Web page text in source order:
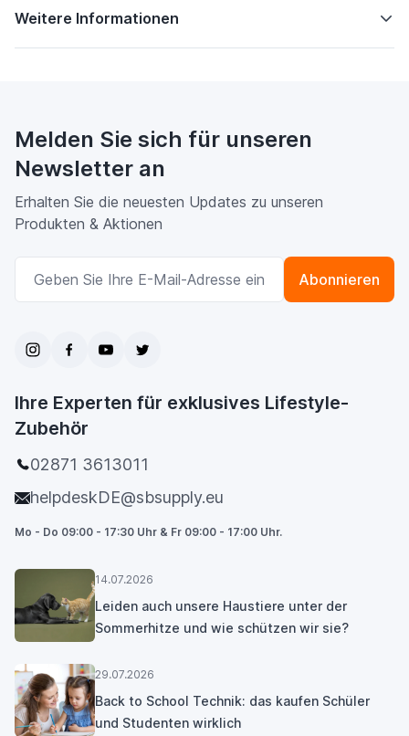
Weitere Informationen
Melden Sie sich für unseren
Newsletter an
Erhalten Sie die neuesten Updates zu unseren
Produkten & Aktionen
E-Mailadresse
Abonnieren
Ihre Experten für exklusives Lifestyle-
Zubehör
02871 3613011
helpdeskDE@sbsupply.eu
Mo - Do 09:00 - 17:30 Uhr & Fr 09:00 - 17:00 Uhr.
14.07.2026
Leiden auch unsere Haustiere unter der
Sommerhitze und wie schützen wir sie?
29.07.2026
Back to School Technik: das kaufen Schüler
und Studenten wirklich